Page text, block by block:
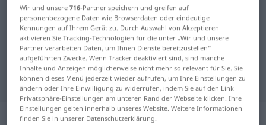
Deutsch-Portugiesisch
Übersetzung für "Einrichtung"
"Einrichtung" Portugiesisch
Übersetzung
„Einrichtung“: Femininum
Wir und unsere716-Partner speichern und greifen auf
personenbezogene Daten wie Browserdaten oder eindeutige
Kennungen auf Ihrem Gerät zu. Durch Auswahl von Akzeptieren
aktivieren Sie Tracking-Technologien für die unter „Wir und unsere
Partner verarbeiten Daten, um Ihnen Dienste bereitzustellen“
aufgeführten Zwecke. Wenn Tracker deaktiviert sind, sind manche
Inhalte und Anzeigen möglicherweise nicht mehr so relevant für Sie. Sie
können dieses Menü jederzeit wieder aufrufen, um Ihre Einstellungen zu
ändern oder Ihre Einwilligung zu widerrufen, indem Sie auf den Link
Privatsphäre-Einstellungen am unteren Rand der Webseite klicken. Ihre
Einstellungen gelten innerhalb unseres Website. Weitere Informationen
finden Sie in unserer Datenschutzerklärung.